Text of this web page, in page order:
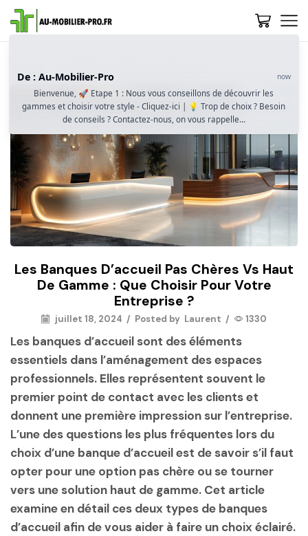
Guide d'achat banques d'accueil
Les Banques D’accueil Pas Chères Vs Haut
De Gamme : Que Choisir Pour Votre
Entreprise ?
juillet 18, 2024 / Posted by Laurent / 1330
Les banques d’accueil sont des éléments
essentiels dans l’aménagement des espaces
professionnels. Elles représentent souvent le
premier point de contact avec les clients et
donnent une première impression sur l’entreprise.
L’une des questions les plus fréquentes lors du
choix d’une banque d’accueil est de savoir s’il faut
opter pour une option pas chère ou se tourner
vers une solution haut de gamme. Cet article
examine en détail ces deux types de banques
d’accueil afin de vous aider à faire un choix éclairé.
Bienvenue, 🚀 Etape 1 : Nous vous conseillons de découvrir les
gammes et choisir votre style - Cliquez-ici | 💡 Trop de choix ? Besoin
de conseils ? Contactez-nous, on vous rappelle...